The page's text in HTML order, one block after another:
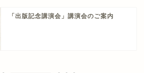
「出版記念講演会」講演会のご案内